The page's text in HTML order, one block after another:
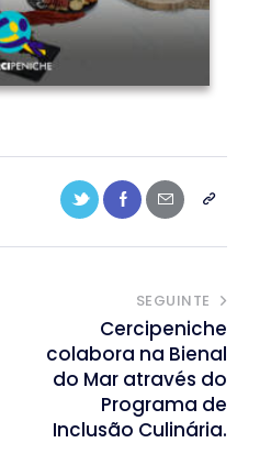
SEGUINTE
Cercipeniche
colabora na Bienal
do Mar através do
Programa de
Inclusão Culinária.